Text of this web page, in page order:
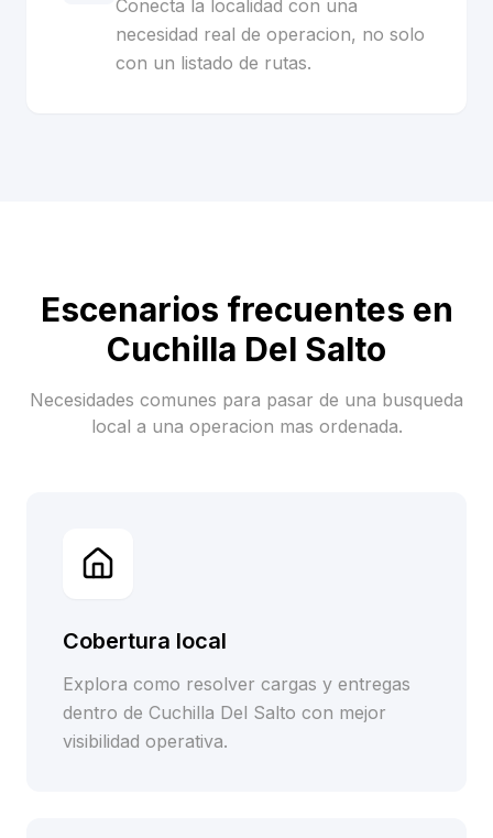
Conecta la localidad con una
necesidad real de operacion, no solo
con un listado de rutas.
Escenarios frecuentes en
Cuchilla Del Salto
Necesidades comunes para pasar de una busqueda
local a una operacion mas ordenada.
Cobertura local
Explora como resolver cargas y entregas
dentro de Cuchilla Del Salto con mejor
visibilidad operativa.